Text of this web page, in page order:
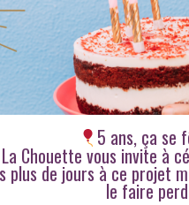
5 ans, ça se
Chouette vous invite à
de jours à ce projet
le faire